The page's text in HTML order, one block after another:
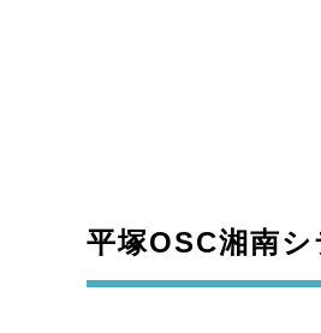
平塚OSC湘南